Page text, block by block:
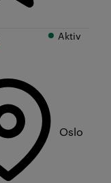
Oslo
Aktiv